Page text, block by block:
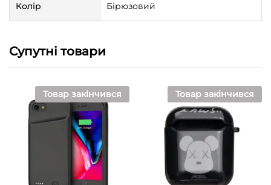
Колір Бірюзовий
Супутні товари
Товар закінчився Товар закінчився